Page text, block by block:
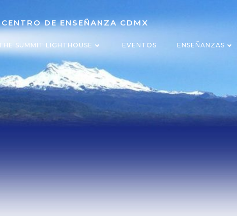
DE ENSEÑANZA CDMX
SUMMIT LIGHTHOUSE EVENTOS ENSEÑANZAS